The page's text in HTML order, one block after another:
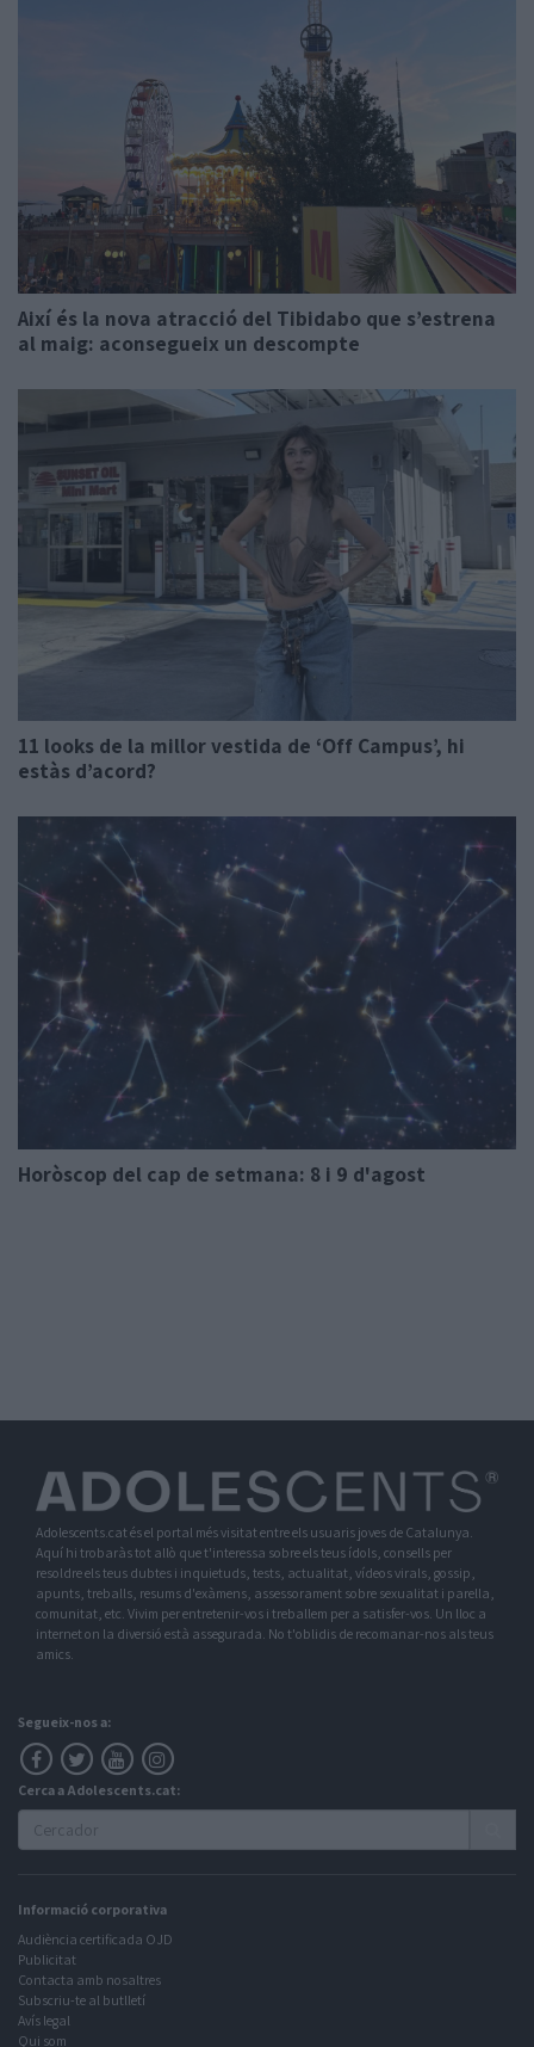
Així és la nova atracció del Tibidabo que s’estrena
al maig: aconsegueix un descompte
11 looks de la millor vestida de ‘Off Campus’, hi
estàs d’acord?
Horòscop del cap de setmana: 8 i 9 d'agost
Adolescents.cat és el portal més visitat entre els usuaris joves de Catalunya.
Aquí hi trobaràs tot allò que t'interessa sobre els teus ídols, consells per
resoldre els teus dubtes i inquietuds, tests, actualitat, vídeos virals, gossip,
apunts, treballs, resums d'exàmens, assessorament sobre sexualitat i parella,
comunitat, etc. Vivim per entretenir-vos i treballem per a satisfer-vos. Un lloc a
internet on la diversió està assegurada. No t'oblidis de recomanar-nos als teus
amics.
Segueix-nos a:
Cerca a Adolescents.cat:
Informació corporativa
Audiència certificada OJD
Publicitat
Contacta amb nosaltres
Subscriu-te al butlletí
Avís legal
Qui som